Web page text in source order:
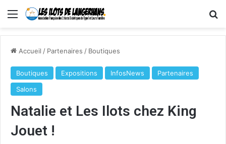
Menu
Accueil / Partenaires / Boutiques
Boutiques Expositions InfosNews
Partenaires
Salons
Natalie et Les Ilots chez King
Jouet !